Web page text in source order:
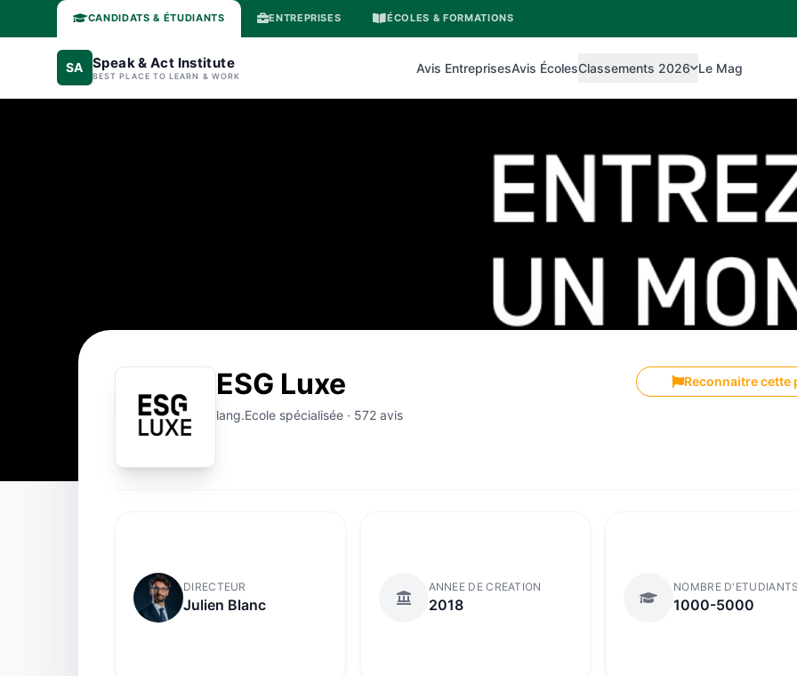
CANDIDATS & ÉTUDIANTS ENTREPRISES ÉCOLES & FORMATIONS
SA Speak & Act Institute
BEST PLACE TO LEARN & WORK
Avis EntreprisesAvis ÉcolesClassements 2026 Le Mag
ESG Luxe
lang.Ecole spécialisée · 572 avis
Reconnaitre cette
DIRECTEUR
Julien Blanc
ANNEE DE CREATION
2018
NOMBRE D'ETUDIANTS
1000-5000